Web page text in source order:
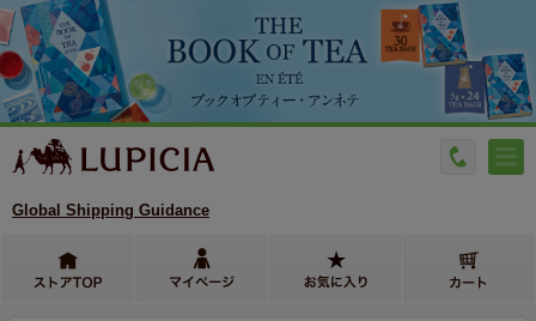
Global Shipping Guidance